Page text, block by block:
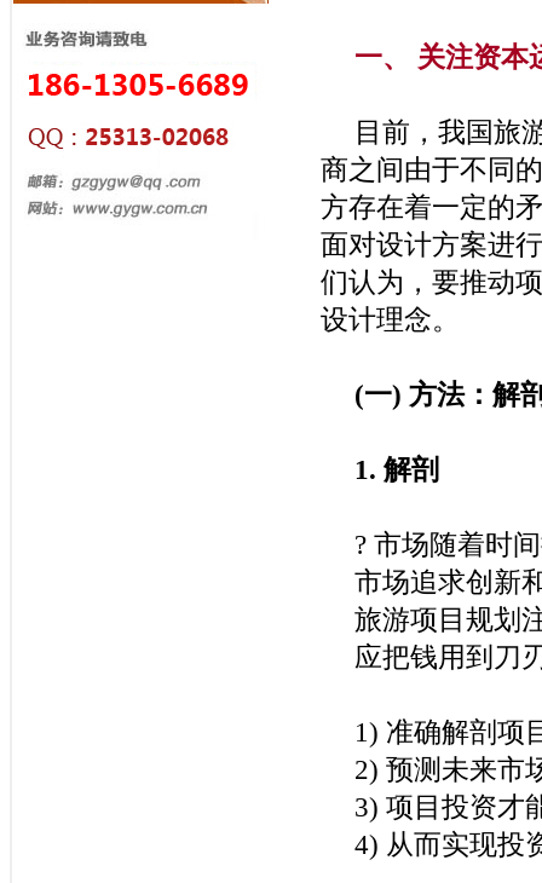
一、 关注资本
目前，我国旅
商之间由于不同
方存在着一定的
面对设计方案进
们认为，要推动
设计理念。
(一)方法：解
1.解剖
?市场随着时
市场追求创新
旅游项目规划
应把钱用到刀
1) 准确解剖项
2)预测未来市
3)项目投资才
4) 从而实现投